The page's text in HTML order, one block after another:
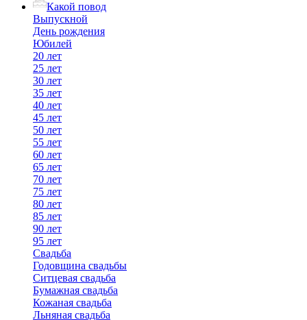
Какой повод
Выпускной
День рождения
Юбилей
20 лет
25 лет
30 лет
35 лет
40 лет
45 лет
50 лет
55 лет
60 лет
65 лет
70 лет
75 лет
80 лет
85 лет
90 лет
95 лет
Свадьба
Годовщина свадьбы
Ситцевая свадьба
Бумажная свадьба
Кожаная свадьба
Льняная свадьба